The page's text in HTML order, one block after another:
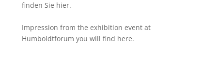
finden Sie hier.
Impression from the exhibition event at
Humboldtforum you will find here.